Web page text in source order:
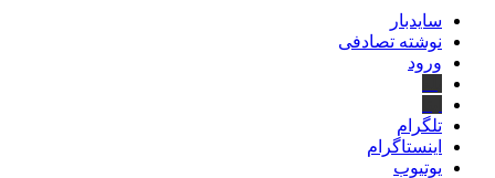
سایدبار
نوشته تصادفی
ورود
تلگرام
اینستاگرام
یوتیوب